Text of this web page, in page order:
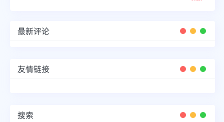
最新评论
友情链接
搜索